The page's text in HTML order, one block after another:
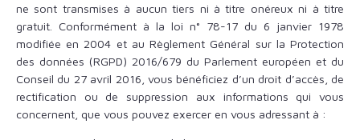
ne sont transmises à aucun tiers ni à titre onéreux ni à titre
gratuit. Conformément à la loi n° 78-17 du 6 janvier 1978
modifiée en 2004 et au Règlement Général sur la Protection
des données (RGPD) 2016/679 du Parlement européen et du
Conseil du 27 avril 2016, vous bénéficiez d’un droit d’accès, de
rectification ou de suppression aux informations qui vous
concernent, que vous pouvez exercer en vous adressant à :